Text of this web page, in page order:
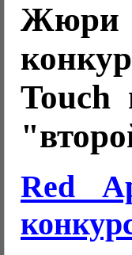
Жюри
Touch
Red